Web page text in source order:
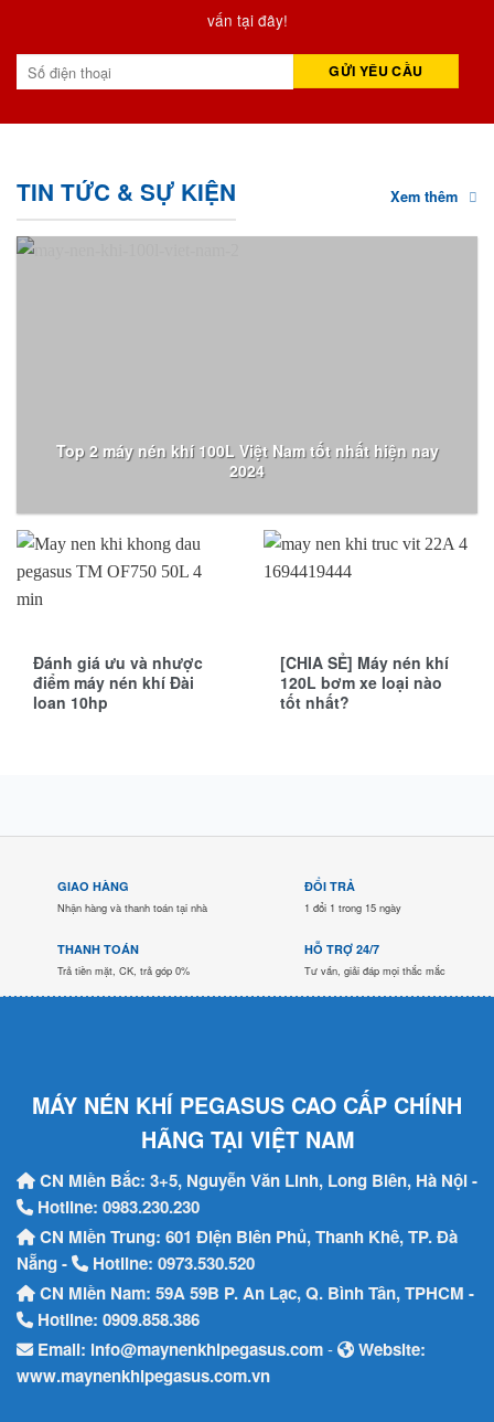
vấn tại đây!
TIN TỨC & SỰ KIỆN Xem thêm
Top 2 máy nén khí 100L Việt Nam tốt nhất hiện nay
2024
Đánh giá ưu và nhược
điểm máy nén khí Đài
loan 10hp
[CHIA SẺ] Máy nén khí
120L bơm xe loại nào
tốt nhất?
GIAO HÀNG
Nhận hàng và thanh toán tại nhà
ĐỔI TRẢ
1 đổi 1 trong 15 ngày
THANH TOÁN
Trả tiền mặt, CK, trả góp 0%
HỖ TRỢ 24/7
Tư vấn, giải đáp mọi thắc mắc
MÁY NÉN KHÍ PEGASUS CAO CẤP CHÍNH
HÃNG TẠI VIỆT NAM
CN Miền Bắc: 3+5, Nguyễn Văn Linh, Long Biên, Hà Nội -
Hotline: 0983.230.230
CN Miền Trung: 601 Điện Biên Phủ, Thanh Khê, TP. Đà
Nẵng -
Hotline: 0973.530.520
CN Miền Nam: 59A 59B P. An Lạc, Q. Bình Tân, TPHCM -
Hotline: 0909.858.386
Email: info@maynenkhipegasus.com-
Website:
www.maynenkhipegasus.com.vn